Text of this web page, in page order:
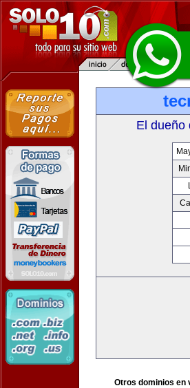
El dueño
Otros dominios en